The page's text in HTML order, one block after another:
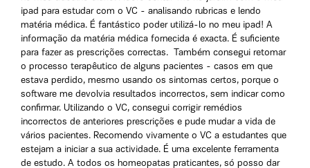
ipad para estudar com o VC - analisando rubricas e lendo
matéria médica. É fantástico poder utilizá-lo no meu ipad! A
informação da matéria médica fornecida é exacta. É suficiente
para fazer as prescrições correctas. Também consegui retomar
o processo terapêutico de alguns pacientes - casos em que
estava perdido, mesmo usando os sintomas certos, porque o
software me devolvia resultados incorrectos, sem indicar como
confirmar. Utilizando o VC, consegui corrigir remédios
incorrectos de anteriores prescrições e pude mudar a vida de
vários pacientes. Recomendo vivamente o VC a estudantes que
estejam a iniciar a sua actividade. É uma excelente ferramenta
de estudo. A todos os homeopatas praticantes, só posso dar